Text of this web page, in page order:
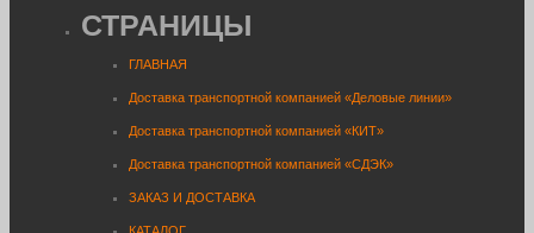
СТРАНИЦЫ
ГЛАВНАЯ
Доставка транспортной компанией «Деловые линии»
Доставка транспортной компанией «КИТ»
Доставка транспортной компанией «СДЭК»
ЗАКАЗ И ДОСТАВКА